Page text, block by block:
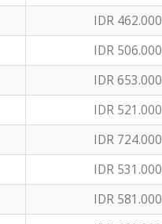
IDR 462.000
IDR 506.000
IDR 653.000
IDR 521.000
IDR 724.000
IDR 531.000
IDR 581.000